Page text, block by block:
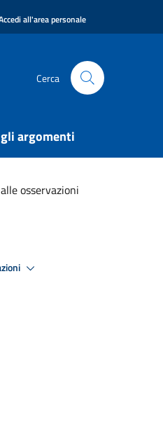
all'area personale
Cerca
argomenti
osservazioni